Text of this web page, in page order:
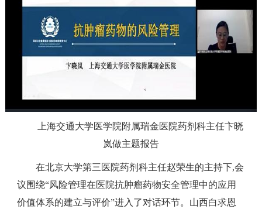
上海交通大学医学院附属瑞金医院药剂科主任卞晓
岚做主题报告
在北京大学第三医院药剂科主任赵荣生的主持下,会
议围绕“风险管理在医院抗肿瘤药物安全管理中的应用
价值体系的建立与评价”进入了对话环节。山西白求恩